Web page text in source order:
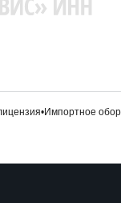
•Импортное